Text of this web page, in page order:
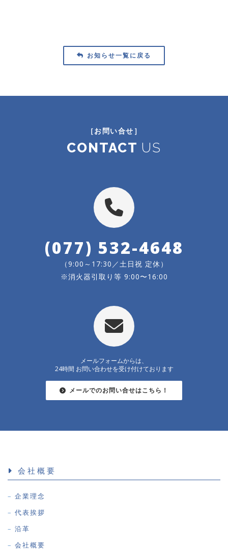
お知らせ一覧に戻る
［お問い合せ］
CONTACT US
(077) 532-4648
（9:00～17:30／土日祝 定休）
※消火器引取り等 9:00〜16:00
メールフォームからは、
24時間 お問い合わせを受け付けております
メールでのお問い合せはこちら！
会社概要
企業理念
代表挨拶
沿革
会社概要